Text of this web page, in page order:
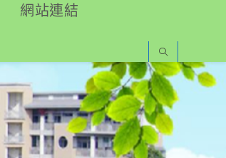
網站連結